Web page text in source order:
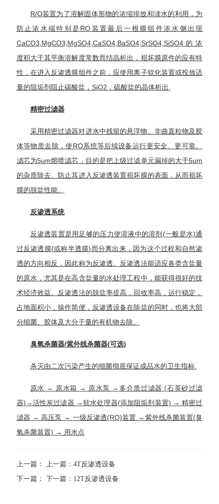
R/O装置为了溶解固体形物的浓缩排放和淡水的利用，为
防止浓水端特别是RO装置最后一根膜组件浓水侧出现
CaCO3 ,MgCO3,MgSO4,CaSO4,BaSO4,SrSO4,SiSO4的浓
度积大于其平衡溶解度常数而结晶析出，损坏膜原件的应有特
性，在进入 反渗透膜组件之前，应使用离子软化装置或投放适
量的阻垢剂阻止碳酸盐，SiO2，硫酸盐的晶体析出.
精密过滤器
采用精密过滤器对进水中残留的悬浮物
、非曲直粒物及胶
体等物质去除，使RO系统等后续设备运行更安全、更可靠。
滤芯为5um熔喷滤芯 ，目的是把上级过滤单元漏掉的大于5um
的杂质除去。防止其进入 反渗透装置损坏膜的表面，从而损坏
膜的脱盐性能。
反渗透系统
反渗透装置是用足够的压力使溶液中的溶剂(一般是水)通
过反渗透膜(或称半透膜)而分离出来，因为这个过程和自然渗
透的方向相反，因此称为反渗透。 反渗透法能适应各类含盐量
的原水，尤其是在高含盐量的水处理工程中，能获得很好的技
术经济效益。反渗透法的脱盐率提高， 回收率高，运行稳定，
占地面积小，操作简便，反渗透设备在除盐的同时，也将大部
分细菌、胶体及大分子量的有机物去除。
臭氧杀菌器/紫外线杀菌器(可选)
杀灭由二次污染产生的细菌彻底保证成品水的卫生指标.
原水 → 原水箱 → 原水泵 → 多介质过滤器 (石英砂过滤
器)→活性炭过滤器 →软水处理器(添加阻垢剂装置) →精密过
滤器 →高压泵 → 一级反渗透(RO)装置 →紫外线杀菌装置(臭
氧杀菌装置) → 用水点
上一篇： 上一篇： 4T反渗透设备
下一篇： 下一篇： 12T反渗透设备